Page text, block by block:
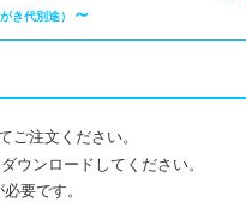
き代別途） ～
ご注文ください。
ウンロードしてください。
必要です。